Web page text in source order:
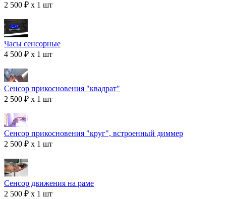
2 500 ₽ x 1 шт
Часы сенсорные
4 500 ₽ x 1 шт
Сенсор прикосновения "квадрат"
2 500 ₽ x 1 шт
Сенсор прикосновения "круг", встроенный диммер
2 500 ₽ x 1 шт
Сенсор движения на раме
2 500 ₽ x 1 шт